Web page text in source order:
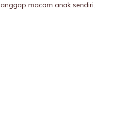
anggap macam anak sendiri.